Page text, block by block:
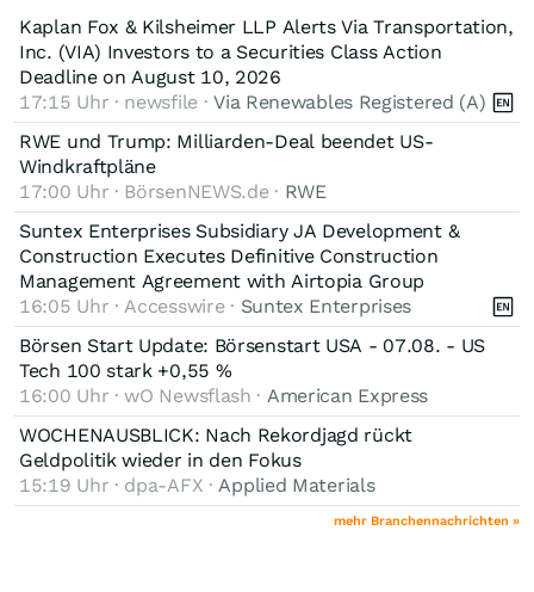
Kaplan Fox & Kilsheimer LLP Alerts Via Transportation,
Inc. (VIA) Investors to a Securities Class Action
Deadline on August 10, 2026
17:15 Uhr · newsfile ·Via Renewables Registered (A)
RWE und Trump: Milliarden-Deal beendet US-
Windkraftpläne
17:00 Uhr · BörsenNEWS.de · RWE
Suntex Enterprises Subsidiary JA Development &
Construction Executes Definitive Construction
Management Agreement with Airtopia Group
16:05 Uhr · Accesswire · Suntex Enterprises
Börsen Start Update: Börsenstart USA - 07.08. - US
Tech 100 stark +0,55 %
16:00 Uhr · wO Newsflash · American Express
WOCHENAUSBLICK: Nach Rekordjagd rückt
Geldpolitik wieder in den Fokus
15:19 Uhr · dpa-AFX · Applied Materials
mehr Branchennachrichten »